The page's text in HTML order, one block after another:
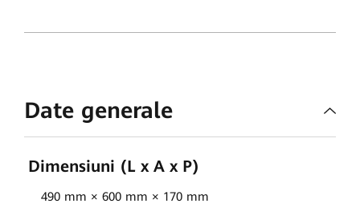
Date generale
Dimensiuni (L x A x P)
490 mm × 600 mm × 170 mm